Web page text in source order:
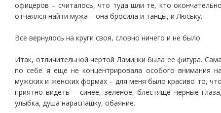
офицеров – считалось, что туда шли те, кто
отчаялся найти мужа – она бросила и танцы, и Люську.
Все вернулось на круги своя, словно ничего и не было.
Итак, отличительной чертой Ламинки была ее фигура.
по себе я еще не концентрировала особого внимания
мужских и женских формах – для меня было красиво то,
приятно видеть – синее, зеленое, блестяще черные
улыбка, душа нараспашку, обаяние.